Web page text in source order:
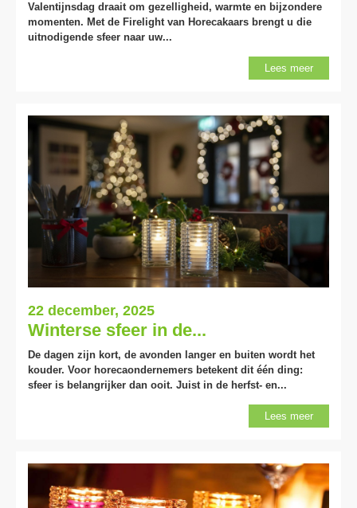
Valentijnsdag draait om gezelligheid, warmte en bijzondere
momenten. Met de Firelightvan Horecakaars brengt u die
uitnodigende sfeer naar uw...
Lees meer
22 december, 2025
Winterse sfeer in de...
De dagen zijn kort, de avonden langer en buiten wordt het
kouder. Voor horecaondernemers betekent dit één ding:
sfeer is belangrijker dan ooit. Juist in de herfst- en...
Lees meer